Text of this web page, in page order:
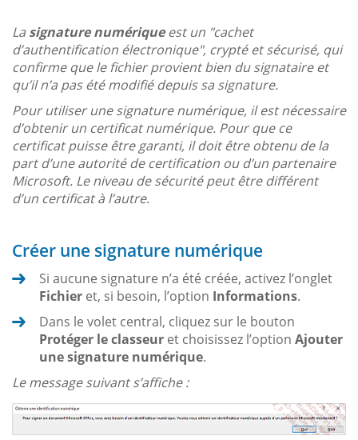
La signature numériqueest un "cachet
d’authentification électronique", crypté et sécurisé, qui
confirme que le fichier provient bien du signataire et
qu’il n’a pas été modifié depuis sa signature.
Pour utiliser une signature numérique, il est nécessaire
d’obtenir un certificat numérique. Pour que ce
certificat puisse être garanti, il doit être obtenu de la
part d’une autorité de certification ou d’un partenaire
Microsoft. Le niveau de sécurité peut être différent
d’un certificat à l’autre.
Créer une signature numérique
Si aucune signature n’a été créée, activez l’onglet
Fichier et, si besoin, l’option Informations.
Dans le volet central, cliquez sur le bouton
Protéger le classeur et choisissez l’option Ajouter
une signature numérique.
Le message suivant s’affiche :